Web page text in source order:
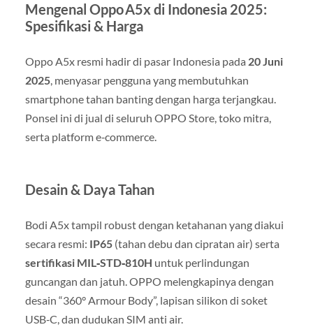
Mengenal Oppo A5x di Indonesia 2025:
Spesifikasi & Harga
Oppo A5x resmi hadir di pasar Indonesia pada 20 Juni
2025, menyasar pengguna yang membutuhkan
smartphone tahan banting dengan harga terjangkau.
Ponsel ini di jual di seluruh OPPO Store, toko mitra,
serta platform e‑commerce.
Desain & Daya Tahan
Bodi A5x tampil robust dengan ketahanan yang diakui
secara resmi: IP65(tahan debu dan cipratan air) serta
sertifikasi MIL‑STD‑810H untuk perlindungan
guncangan dan jatuh.OPPO melengkapinya dengan
desain “360° Armour Body”, lapisan silikon di soket
USB‑C, dan dudukan SIM anti air.